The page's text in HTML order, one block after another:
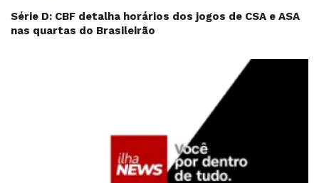
Série D: CBF detalha horários dos jogos de CSA e ASA
nas quartas do Brasileirão